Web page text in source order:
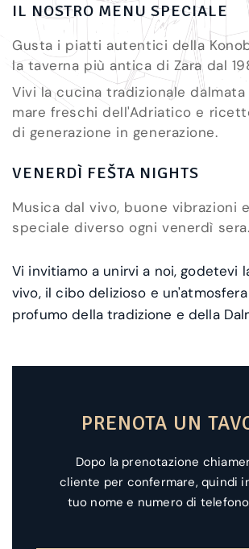
IL NOSTRO MENU SPECIALE
Gusta i piatti autentici della
la taverna più antica di Zara dal
Vivi la cucina tradizionale
mare freschi dell'Adriatico e
di generazione in generazione.
VENERDÌ FEŠTA NIGHTS
Musica dal vivo, buone vibrazioni
speciale diverso ogni venerdì sera.
Vi invitiamo a unirvi a noi, godetevi
vivo, il cibo delizioso e
profumo della tradizione e della
PRENOTA UN
Dopo la prenotazione
cliente per confermare, quindi
tuo nome e numero di